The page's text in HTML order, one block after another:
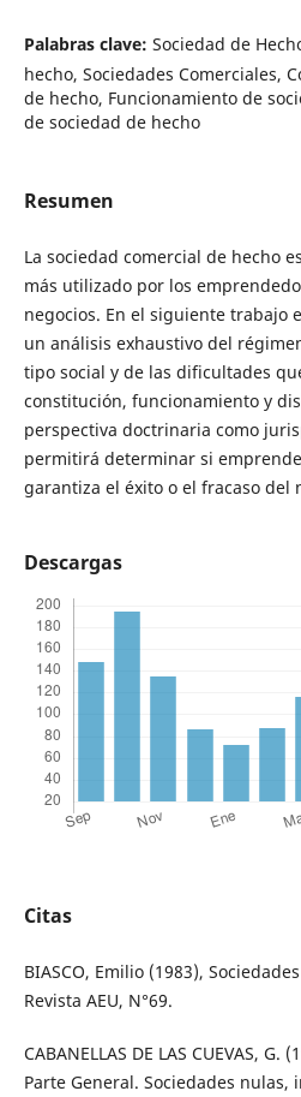
Palabras clave: Sociedad de
hecho, Sociedades Comerciales,
de hecho, Funcionamiento de
de sociedad de hecho
Resumen
La sociedad comercial de hecho
más utilizado por los
negocios. En el siguiente trabajo
un análisis exhaustivo del
tipo social y de las dificultades
constitución, funcionamiento y
perspectiva doctrinaria como
permitirá determinar si
garantiza el éxito o el fracaso del
Descargas
Citas
BIASCO, Emilio (1983),
Revista AEU, N°69.
CABANELLAS DE LAS CUEVAS,
Parte General. Sociedades nulas,